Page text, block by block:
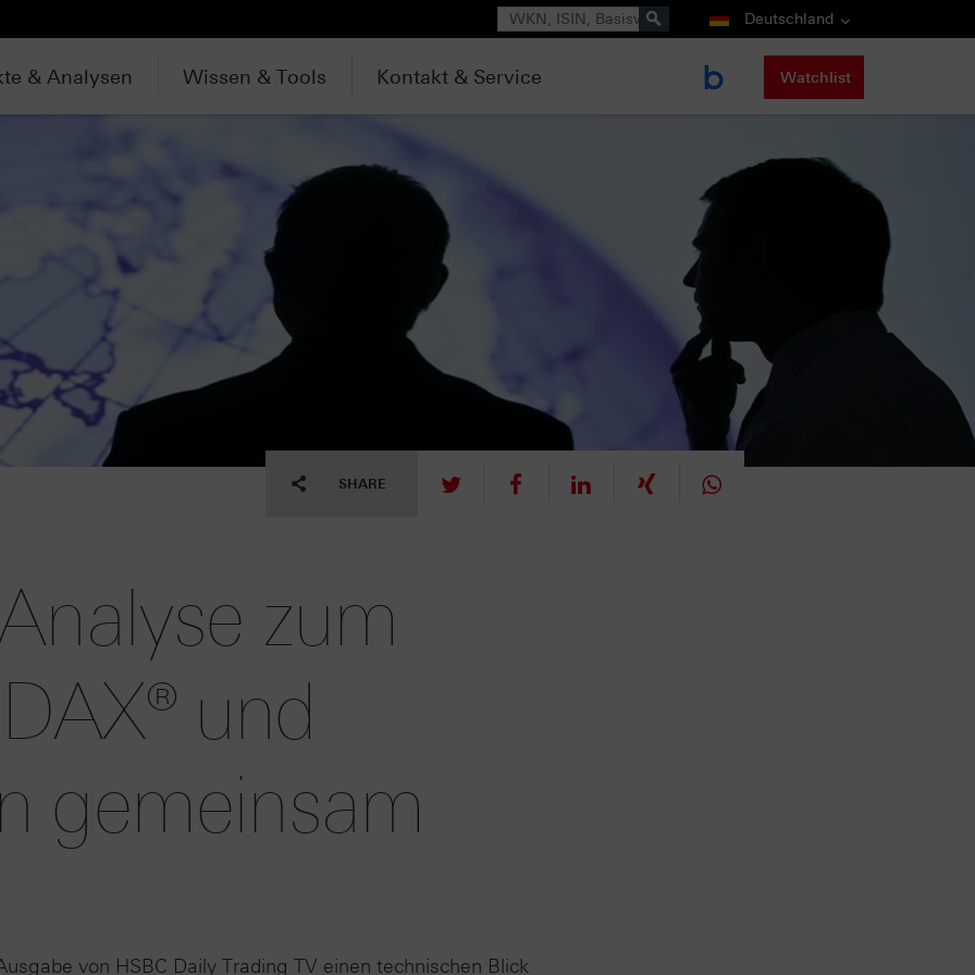
Suche Deutschland
& Analysen Wissen & Tools Kontakt & Service Watchlist
zum
und
gemeinsam
von HSBC Daily Trading TV einen technischen Blick
SHARE tweet mitteilen